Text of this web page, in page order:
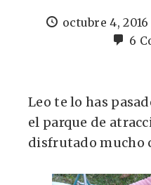
octubre 4, 2016
6
Leo te lo has
el parque de
disfrutado mucho